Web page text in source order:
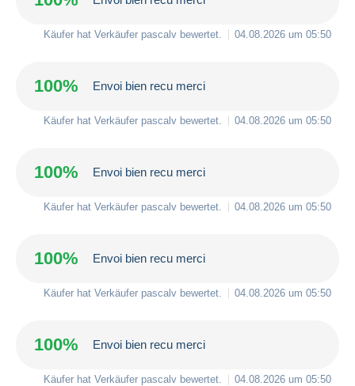
Käufer hat Verkäufer pascalv bewertet. 04.08.2026 um 05:50
100% Envoi bien recu merci
Käufer hat Verkäufer pascalv bewertet. 04.08.2026 um 05:50
100% Envoi bien recu merci
Käufer hat Verkäufer pascalv bewertet. 04.08.2026 um 05:50
100% Envoi bien recu merci
Käufer hat Verkäufer pascalv bewertet. 04.08.2026 um 05:50
100% Envoi bien recu merci
Käufer hat Verkäufer pascalv bewertet. 04.08.2026 um 05:50